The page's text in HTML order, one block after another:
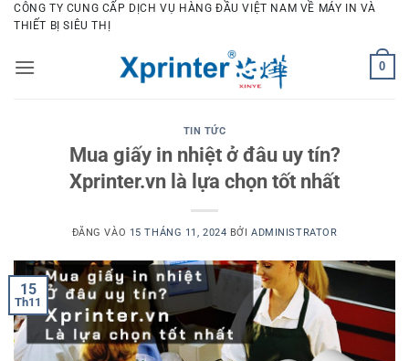
Bỏ
qua
dung
CÔNG TY CUNG CẤP DỊCH VỤ HÀNG ĐẦU VIỆT NAM VỀ MÁY IN VÀ
THIẾT BỊ SIÊU THỊ
0
TIN TỨC
Mua giấy in nhiệt ở đâu uy tín?
Xprinter.vn là lựa chọn tốt nhất
ĐĂNG VÀO 15 THÁNG 11, 2024 BỞIADMINISTRATOR
15
Th11